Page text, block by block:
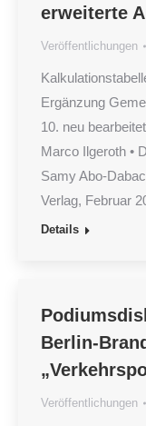
erweiterte
Veröffentlichungen
Ergänzung
10. neu
Marco Ilgeroth •
Samy Abo-
Verlag, Februar
Details
Berlin-
Veröffentlichungen